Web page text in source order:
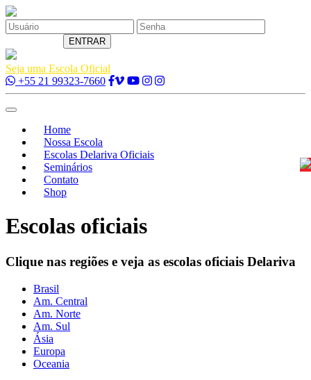
ENTRAR
Seja uma Escola Oficial
+55 21 99323-7660
Toggle
navigationHome
Nossa Escola
Escolas Delariva Oficiais
Seminários
Contato
Shop
Escolas oficiais
Clique nas regiões e veja as escolas oficiais Delariva
Brasil
Am. Central
Am. Norte
Am. Sul
Ásia
Europa
Oceania